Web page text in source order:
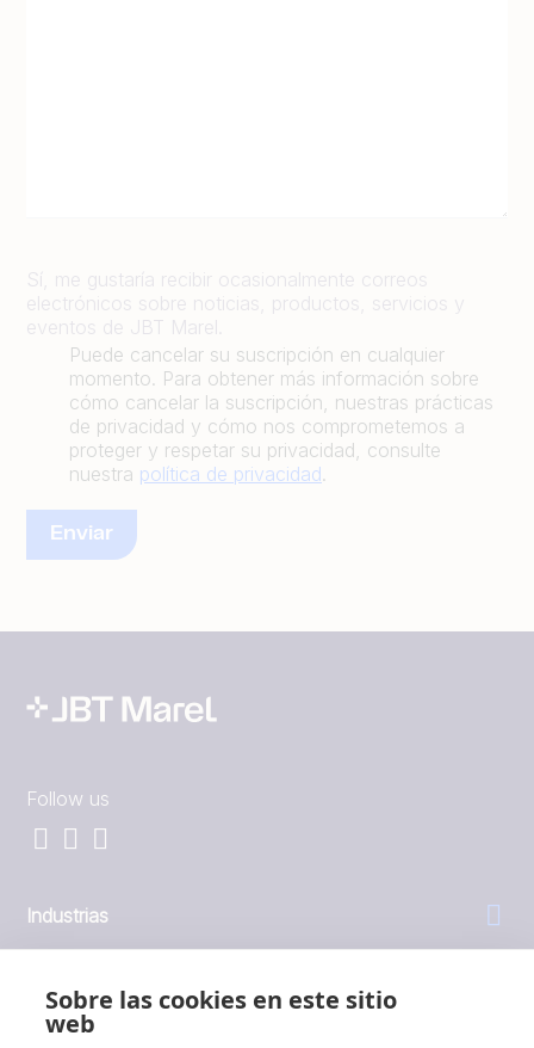
Sobre las cookies en este sitio
web
Sí, me gustaría recibir ocasionalmente correos
electrónicos sobre noticias, productos, servicios y
eventos de JBT Marel.
Puede cancelar su suscripción en cualquier
momento. Para obtener más información sobre
cómo cancelar la suscripción, nuestras prácticas
de privacidad y cómo nos comprometemos a
proteger y respetar su privacidad, consulte
nuestra política de privacidad.
Follow us
Industrias